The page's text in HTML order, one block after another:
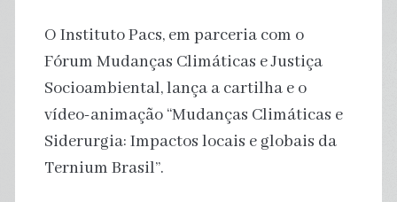
O Instituto Pacs, em parceria com o
Fórum Mudanças Climáticas e Justiça
Socioambiental, lança a cartilha e o
vídeo-animação “Mudanças Climáticas e
Siderurgia: Impactos locais e globais da
Ternium Brasil”.